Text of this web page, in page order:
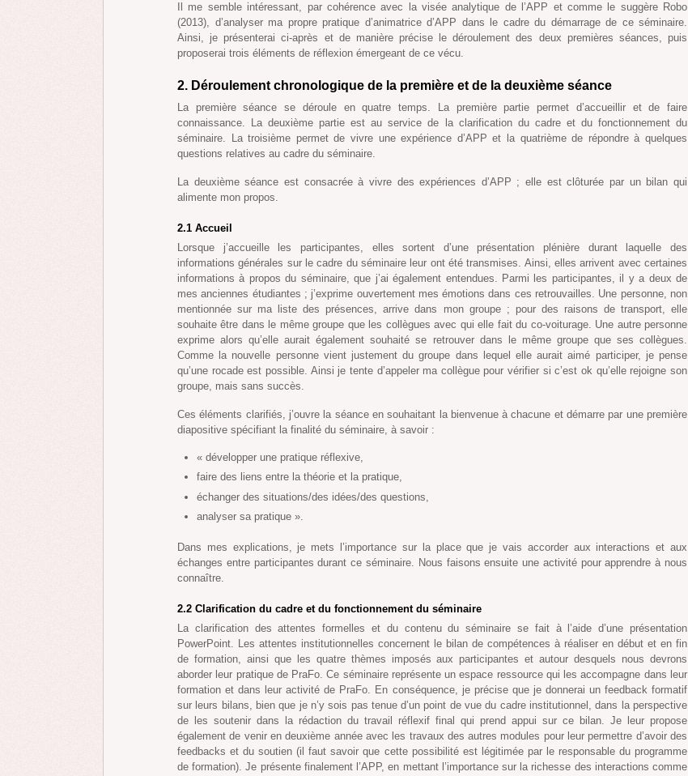
Il me semble intéressant, par cohérence avec la visée analytique de l’APP et comme le suggère Robo
(2013), d’analyser ma propre pratique d’animatrice d’APP dans le cadre du démarrage de ce séminaire.
Ainsi, je présenterai ci-après et de manière précise le déroulement des deux premières séances, puis
proposerai trois éléments de réflexion émergeant de ce vécu.
2. Déroulement chronologique de la première et de la deuxième séance
La première séance se déroule en quatre temps. La première partie permet d’accueillir et de faire
connaissance. La deuxième partie est au service de la clarification du cadre et du fonctionnement du
séminaire. La troisième permet de vivre une expérience d’APP et la quatrième de répondre à quelques
questions relatives au cadre du séminaire.
La deuxième séance est consacrée à vivre des expériences d’APP ; elle est clôturée par un bilan qui
alimente mon propos.
2.1 Accueil
Lorsque j’accueille les participantes, elles sortent d’une présentation plénière durant laquelle des
informations générales sur le cadre du séminaire leur ont été transmises. Ainsi, elles arrivent avec certaines
informations à propos du séminaire, que j’ai également entendues. Parmi les participantes, il y a deux de
mes anciennes étudiantes ; j’exprime ouvertement mes émotions dans ces retrouvailles. Une personne, non
mentionnée sur ma liste des présences, arrive dans mon groupe ; pour des raisons de transport, elle
souhaite être dans le même groupe que les collègues avec qui elle fait du co-voiturage. Une autre personne
exprime alors qu’elle aurait également souhaité se retrouver dans le même groupe que ses collègues.
Comme la nouvelle personne vient justement du groupe dans lequel elle aurait aimé participer, je pense
qu’une rocade est possible. Ainsi je tente d’appeler ma collègue pour vérifier si c’est ok qu’elle rejoigne son
groupe, mais sans succès.
Ces éléments clarifiés, j’ouvre la séance en souhaitant la bienvenue à chacune et démarre par une première
diapositive spécifiant la finalité du séminaire, à savoir :
« développer une pratique réflexive,
faire des liens entre la théorie et la pratique,
échanger des situations/des idées/des questions,
analyser sa pratique ».
Dans mes explications, je mets l’importance sur la place que je vais accorder aux interactions et aux
échanges entre participantes durant ce séminaire. Nous faisons ensuite une activité pour apprendre à nous
connaître.
2.2 Clarification du cadre et du fonctionnement du séminaire
La clarification des attentes formelles et du contenu du séminaire se fait à l’aide d’une présentation
PowerPoint. Les attentes institutionnelles concernent le bilan de compétences à réaliser en début et en fin
de formation, ainsi que les quatre thèmes imposés aux participantes et autour desquels nous devrons
aborder leur pratique de PraFo. Ce séminaire représente un espace ressource qui les accompagne dans leur
formation et dans leur activité de PraFo. En conséquence, je précise que je donnerai un feedback formatif
sur leurs bilans, bien que je n’y sois pas tenue d’un point de vue du cadre institutionnel, dans la perspective
de les soutenir dans la rédaction du travail réflexif final qui prend appui sur ce bilan. Je leur propose
également de venir en deuxième année avec les travaux des autres modules pour leur permettre d’avoir des
feedbacks et du soutien (il faut savoir que cette possibilité est légitimée par le responsable du programme
de formation). Je présente finalement l’APP, en mettant l’importance sur la richesse des interactions comme